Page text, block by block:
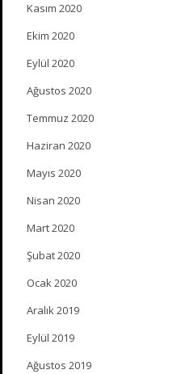
Kasım 2020
Ekim 2020
Eylül 2020
Ağustos 2020
Temmuz 2020
Haziran 2020
Mayıs 2020
Nisan 2020
Mart 2020
Şubat 2020
Ocak 2020
Aralık 2019
Eylül 2019
Ağustos 2019